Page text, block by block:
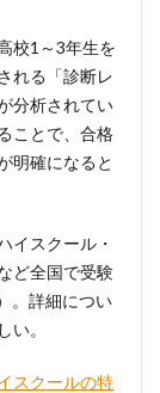
校1～3年生を
れる「診断レ
分析されてい
ことで、合格
明確になると
イスクール・
ど全国で受験
。詳細につい
い。
スクールの特